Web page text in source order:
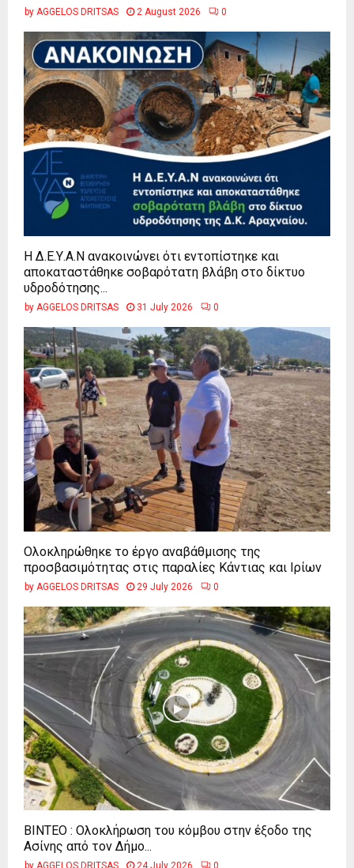
by AGGELOS DRITSAS 2 August 2026 0
Η Δ.Ε.Υ.Α.Ν ανακοινώνει ότι εντοπίστηκε και
αποκαταστάθηκε σοβαρότατη βλάβη στο δίκτυο
υδροδότησης...
by AGGELOS DRITSAS 31 July 2026 0
Ολοκληρώθηκε το έργο αναβάθμισης της
προσβασιμότητας στις παραλίες Κάντιας και Ιρίων
by AGGELOS DRITSAS 29 July 2026 0
ΒΙΝΤΕΟ : Ολοκλήρωση του κόμβου στην έξοδο της
Ασίνης από τον Δήμο...